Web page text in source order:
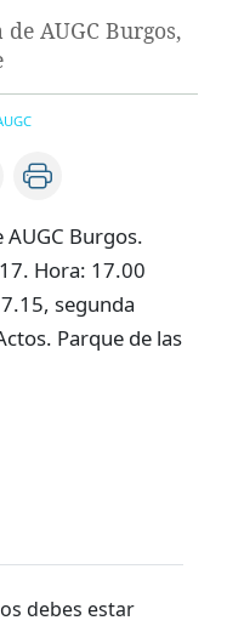
AUGC Burgos,
Burgos.
Hora: 17.00
segunda
Parque de las
debes estar